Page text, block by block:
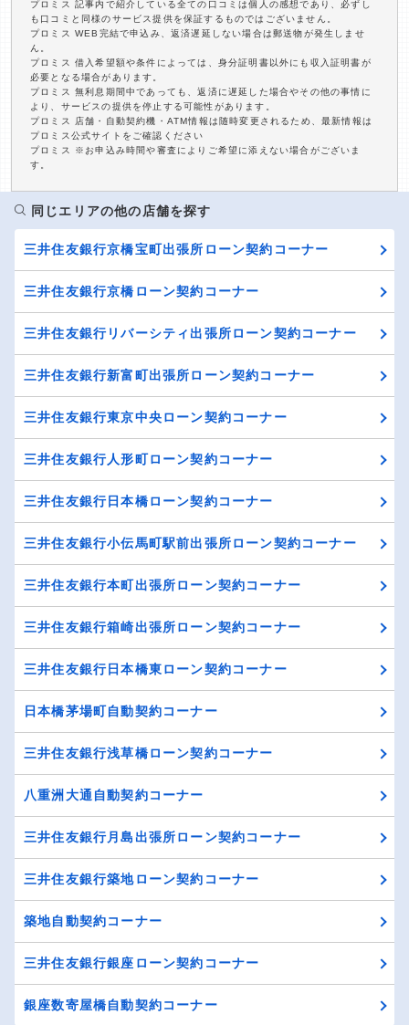
プロミス 記事内で紹介している全ての口コミは個人の感想であり、必ずし
も口コミと同様のサービス提供を保証するものではございません。
プロミス WEB完結で申込み、返済遅延しない場合は郵送物が発生しませ
ん。
プロミス 借入希望額や条件によっては、身分証明書以外にも収入証明書が
必要となる場合があります。
プロミス 無利息期間中であっても、返済に遅延した場合やその他の事情に
より、サービスの提供を停止する可能性があります。
プロミス 店舗・自動契約機・ATM情報は随時変更されるため、最新情報は
プロミス公式サイトをご確認ください
プロミス ※お申込み時間や審査によりご希望に添えない場合がございま
す。
同じエリアの他の店舗を探す
三井住友銀行京橋宝町出張所ローン契約コーナー
三井住友銀行京橋ローン契約コーナー
三井住友銀行リバーシティ出張所ローン契約コーナー
三井住友銀行新富町出張所ローン契約コーナー
三井住友銀行東京中央ローン契約コーナー
三井住友銀行人形町ローン契約コーナー
三井住友銀行日本橋ローン契約コーナー
三井住友銀行小伝馬町駅前出張所ローン契約コーナー
三井住友銀行本町出張所ローン契約コーナー
三井住友銀行箱崎出張所ローン契約コーナー
三井住友銀行日本橋東ローン契約コーナー
日本橋茅場町自動契約コーナー
三井住友銀行浅草橋ローン契約コーナー
八重洲大通自動契約コーナー
三井住友銀行月島出張所ローン契約コーナー
三井住友銀行築地ローン契約コーナー
築地自動契約コーナー
三井住友銀行銀座ローン契約コーナー
銀座数寄屋橋自動契約コーナー